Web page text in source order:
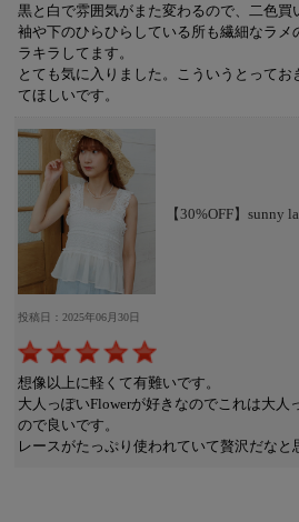
黒と白で雰囲気がまた変わるので、二色買
袖や下のひらひらしている所も繊細なラメ
ラキラしてます。
とても気に入りました。こういうとってお
てほしいです。
【30%OFF】sunny
投稿日：2025年06月30日
想像以上に軽くて有難いです。
大人っぽいFlowerが好きなのでこれは大人
ので良いです。
レースがたっぷり使われていて贅沢だなと